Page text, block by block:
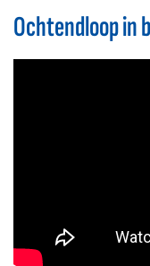
Ochtendloop in